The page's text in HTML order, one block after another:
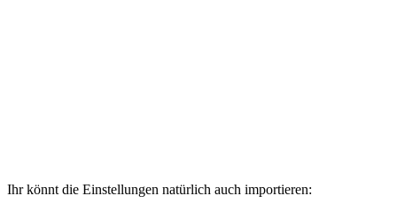
Ihr könnt die Einstellungen natürlich auch importieren: